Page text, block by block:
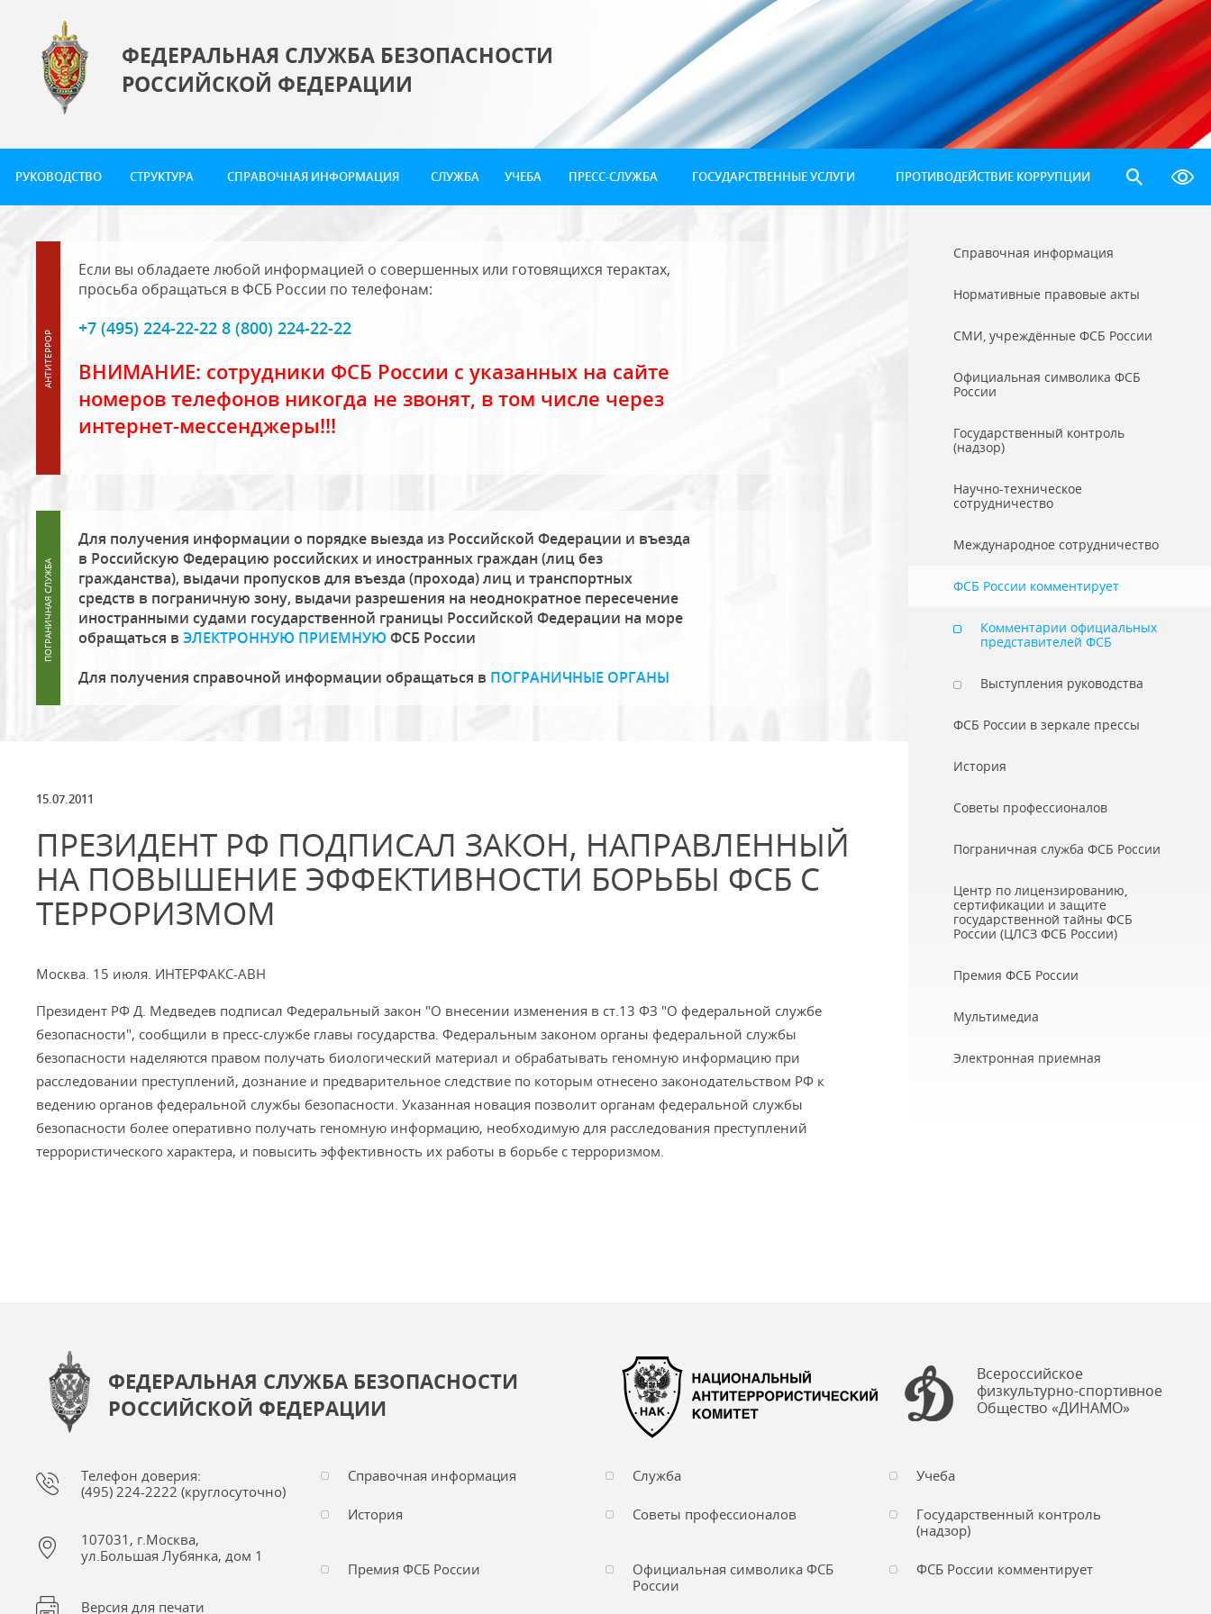
ФЕДЕРАЛЬНАЯ СЛУЖБА БЕЗОПАСНОСТИ
РОССИЙСКОЙ ФЕДЕРАЦИИ
РУКОВОДСТВО СТРУКТУРА СПРАВОЧНАЯ ИНФОРМАЦИЯ СЛУЖБА УЧЕБА ПРЕСС-СЛУЖБА ГОСУДАРСТВЕННЫЕ УСЛУГИ ПРОТИВОДЕЙСТВИЕ КОРРУПЦИИ
Если вы обладаете любой информацией о совершенных или готовящихся терактах,
просьба обращаться в ФСБ России по телефонам:
+7 (495) 224-22-22 8 (800) 224-22-22
ВНИМАНИЕ: сотрудники ФСБ России с указанных на сайте
номеров телефонов никогда не звонят, в том числе через
интернет-мессенджеры!!!
Для получения информации о порядке выезда из Российской Федерации и въезда
в Российскую Федерацию российских и иностранных граждан (лиц без
гражданства), выдачи пропусков для въезда (прохода) лиц и транспортных
средств в пограничную зону, выдачи разрешения на неоднократное пересечение
иностранными судами государственной границы Российской Федерации на море
обращаться в ЭЛЕКТРОННУЮ ПРИЕМНУЮ ФСБ России
Для получения справочной информации обращаться в ПОГРАНИЧНЫЕ ОРГАНЫ
15.07.2011
ПРЕЗИДЕНТ РФ ПОДПИСАЛ ЗАКОН, НАПРАВЛЕННЫЙ
НА ПОВЫШЕНИЕ ЭФФЕКТИВНОСТИ БОРЬБЫ ФСБ С
ТЕРРОРИЗМОМ
Москва. 15 июля. ИНТЕРФАКС-АВН
Президент РФ Д. Медведев подписал Федеральный закон "О внесении изменения в ст.13 ФЗ "О федеральной службе
безопасности", сообщили в пресс-службе главы государства. Федеральным законом органы федеральной службы
безопасности наделяются правом получать биологический материал и обрабатывать геномную информацию при
расследовании преступлений, дознание и предварительное следствие по которым отнесено законодательством РФ к
ведению органов федеральной службы безопасности. Указанная новация позволит органам федеральной службы
безопасности более оперативно получать геномную информацию, необходимую для расследования преступлений
террористического характера, и повысить эффективность их работы в борьбе с терроризмом.
Справочная информация
Нормативные правовые акты
СМИ, учреждённые ФСБ России
Официальная символика ФСБ
России
Государственный контроль
(надзор)
Научно-техническое
сотрудничество
Международное сотрудничество
ФСБ России комментирует
Комментарии официальных
представителей ФСБ
Выступления руководства
ФСБ России в зеркале прессы
История
Советы профессионалов
Пограничная служба ФСБ России
Центр по лицензированию,
сертификации и защите
государственной тайны ФСБ
России (ЦЛСЗ ФСБ России)
Премия ФСБ России
Мультимедиа
Электронная приемная
ФЕДЕРАЛЬНАЯ СЛУЖБА БЕЗОПАСНОСТИ
РОССИЙСКОЙ ФЕДЕРАЦИИ
Всероссийское
физкультурно-спортивное
Общество «ДИНАМО»
Телефон доверия:
(495) 224-2222 (круглосуточно)
107031, г.Москва,
ул.Большая Лубянка, дом 1
Версия для печати
Справочная информация Служба Учеба
История Советы профессионалов
Государственный контроль
(надзор)
Премия ФСБ России
Официальная символика ФСБ
России
ФСБ России комментирует